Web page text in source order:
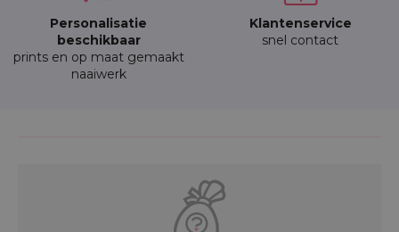
Personalisatie
beschikbaar
prints en op maat gemaakt
naaiwerk
Klantenservice
snel contact